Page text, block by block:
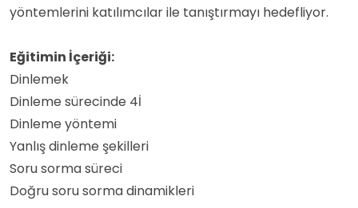
yöntemlerini katılımcılar ile tanıştırmayı hedefliyor.
Eğitimin İçeriği:
Dinlemek
Dinleme sürecinde 4İ
Dinleme yöntemi
Yanlış dinleme şekilleri
Soru sorma süreci
Doğru soru sorma dinamikleri